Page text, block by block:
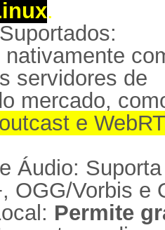
.
servidores de
mercado,
e
Áudio:
OGG/Vorbis e
Permite